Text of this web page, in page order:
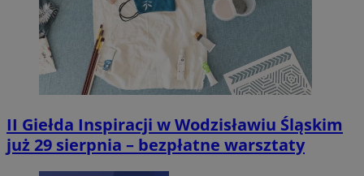
II Giełda Inspiracji w Wodzisławiu Śląskim
już 29 sierpnia – bezpłatne warsztaty